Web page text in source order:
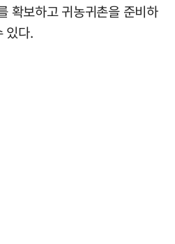
확보하고 귀농귀촌을 준비하
있다.